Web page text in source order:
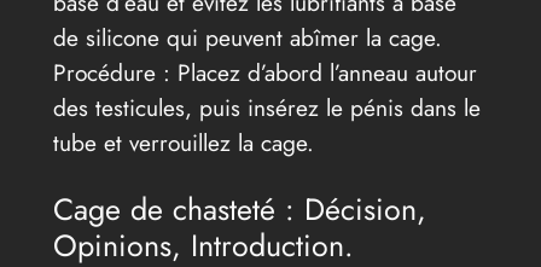
de silicone qui peuvent abîmer la cage.
Procédure : Placez d’abord l’anneau autour
des testicules, puis insérez le pénis dans le
tube et verrouillez la cage.
Cage de chasteté : Décision,
Opinions, Introduction.